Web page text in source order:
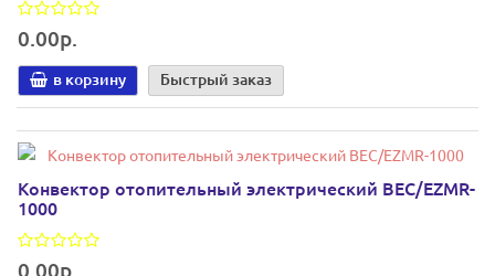
0.00р.
в корзину Быстрый заказ
Конвектор отопительный электрический BEC/EZMR-
1000
0.00р.